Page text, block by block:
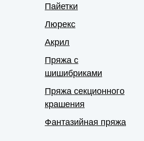
Пайетки
Люрекс
Акрил
Пряжа с
шишибриками
Пряжа секционного
крашения
Фантазийная пряжа